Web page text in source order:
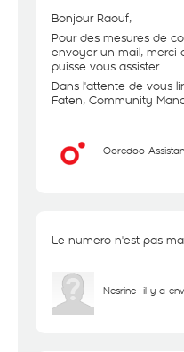
Bonjour Raouf,
Pour des mesures de
envoyer un mail, merci
puisse vous assister.
Dans l'attente de vous
Faten, Community
Ooredoo
Le numero n'est pas
Nesrine il y a